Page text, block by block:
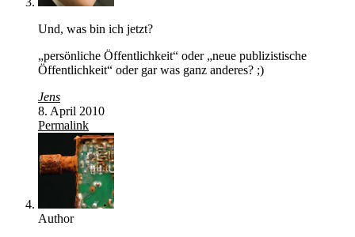
Und, was bin ich jetzt?
„persönliche Öffentlichkeit“ oder „neue publizistische
Öffentlichkeit“ oder gar was ganz anderes? ;)
Jens
8. April 2010
Permalink
Author